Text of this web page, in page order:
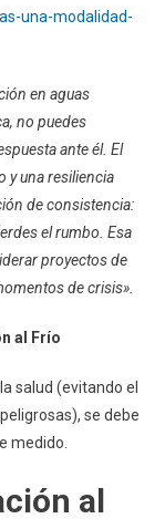
una-modalidad-
en aguas
no puedes
ante él. El
y una resiliencia
de consistencia:
el rumbo. Esa
proyectos de
de crisis».
al Frío
salud (evitando el
se debe
medido.
al